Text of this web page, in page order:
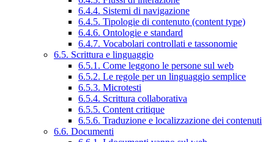
6.4.4. Sistemi di navigazione
6.4.5. Tipologie di contenuto (content type)
6.4.6. Ontologie e standard
6.4.7. Vocabolari controllati e tassonomie
6.5. Scrittura e linguaggio
6.5.1. Come leggono le persone sul web
6.5.2. Le regole per un linguaggio semplice
6.5.3. Microtesti
6.5.4. Scrittura collaborativa
6.5.5. Content critique
6.5.6. Traduzione e localizzazione dei contenuti
6.6. Documenti